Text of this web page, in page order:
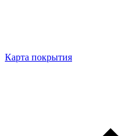
Карта покрытия